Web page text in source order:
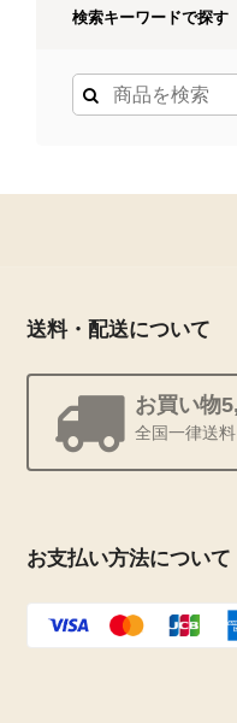
検索キーワードで探す
送料・配送について
お買い物
全国一律送
お支払い方法について